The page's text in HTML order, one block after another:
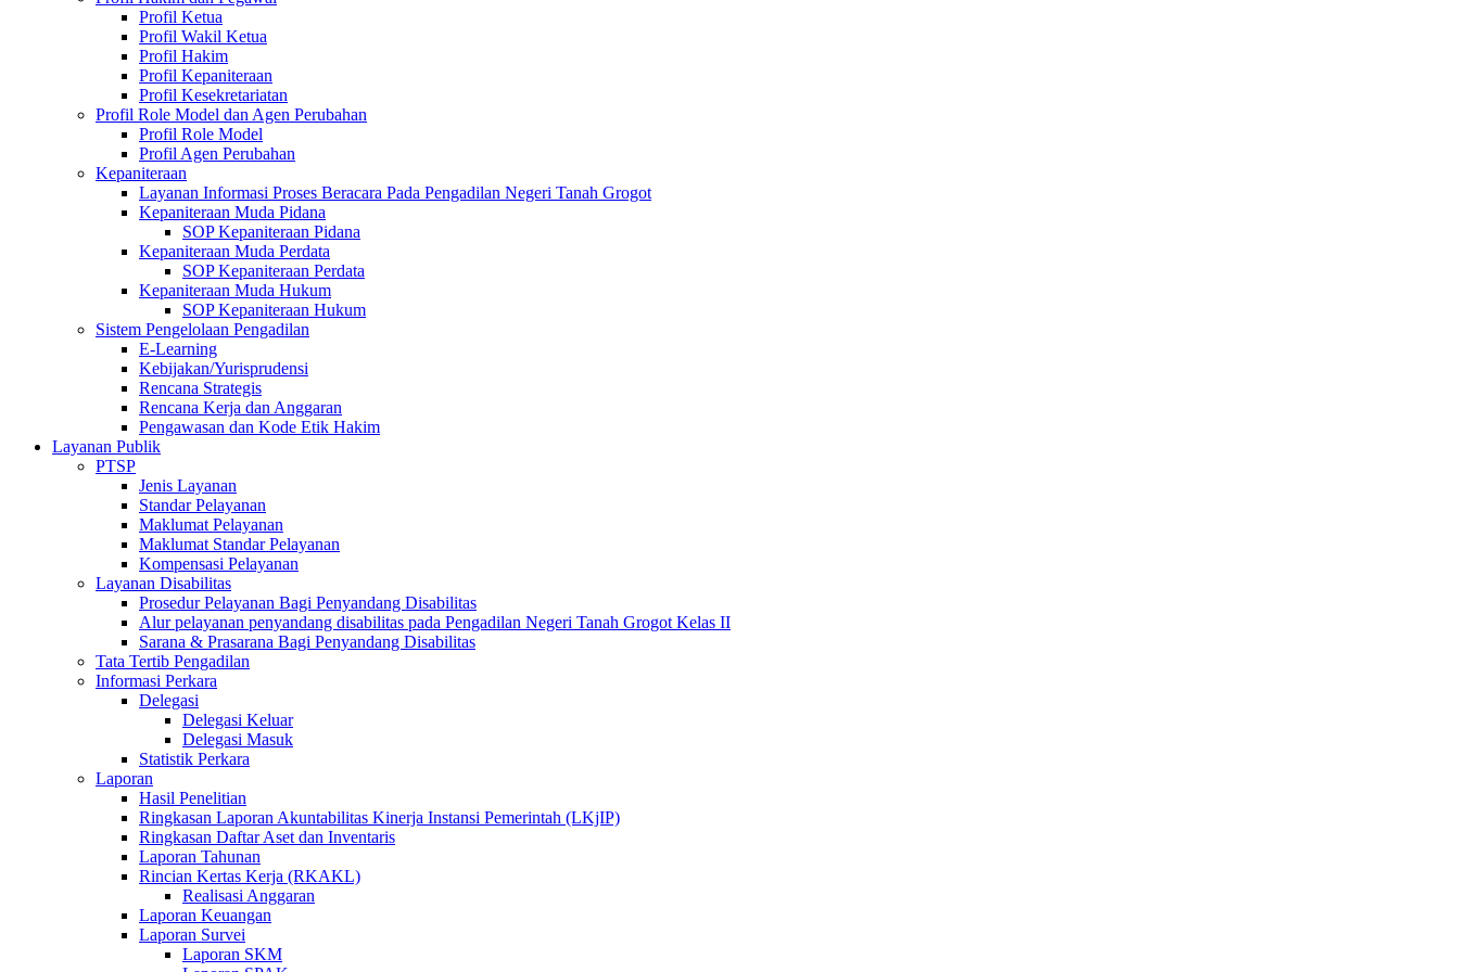
Profil Ketua
Profil Wakil Ketua
Profil Hakim
Profil Kepaniteraan
Profil Kesekretariatan
Profil Role Model dan Agen Perubahan
Profil Role Model
Profil Agen Perubahan
Kepaniteraan
Layanan Informasi Proses Beracara Pada Pengadilan Negeri Tanah Grogot
Kepaniteraan Muda Pidana
SOP Kepaniteraan Pidana
Kepaniteraan Muda Perdata
SOP Kepaniteraan Perdata
Kepaniteraan Muda Hukum
SOP Kepaniteraan Hukum
Sistem Pengelolaan Pengadilan
E-Learning
Kebijakan/Yurisprudensi
Rencana Strategis
Rencana Kerja dan Anggaran
Pengawasan dan Kode Etik Hakim
Layanan Publik
PTSP
Jenis Layanan
Standar Pelayanan
Maklumat Pelayanan
Maklumat Standar Pelayanan
Kompensasi Pelayanan
Layanan Disabilitas
Prosedur Pelayanan Bagi Penyandang Disabilitas
Alur pelayanan penyandang disabilitas pada Pengadilan Negeri Tanah Grogot Kelas II
Sarana & Prasarana Bagi Penyandang Disabilitas
Tata Tertib Pengadilan
Informasi Perkara
Delegasi
Delegasi Keluar
Delegasi Masuk
Statistik Perkara
Laporan
Hasil Penelitian
Ringkasan Laporan Akuntabilitas Kinerja Instansi Pemerintah (LKjIP)
Ringkasan Daftar Aset dan Inventaris
Laporan Tahunan
Rincian Kertas Kerja (RKAKL)
Realisasi Anggaran
Laporan Keuangan
Laporan Survei
Laporan SKM